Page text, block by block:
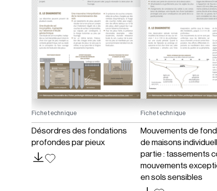
Fiche technique
Désordres des fondations
profondes par pieux
Fiche technique
Mouvements de
de maisons
partie : tassements
mouvements
en sols sensibles